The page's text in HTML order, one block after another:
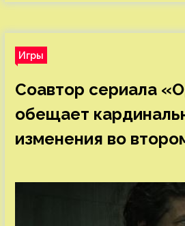
Игры
Соавтор сериала
обещает
изменения во